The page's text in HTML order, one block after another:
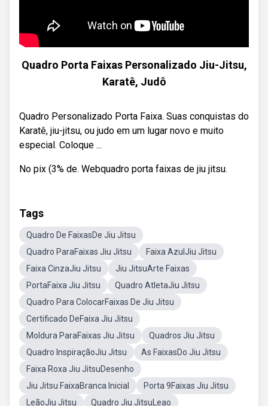
Quadro Porta Faixas Personalizado Jiu-Jitsu,
Karatê, Judô
Quadro Personalizado Porta Faixa. Suas conquistas do
Karatê, jiu-jitsu, ou judo em um lugar novo e muito
especial. Coloque ...
No pix (3% de. Webquadro porta faixas de jiu jitsu.
Tags
Quadro De FaixasDe Jiu Jitsu
Quadro ParaFaixas Jiu Jitsu
Faixa AzulJiu Jitsu
Faixa CinzaJiu Jitsu
Jiu JitsuArte Faixas
PortaFaixa Jiu Jitsu
Quadro AtletaJiu Jitsu
Quadro Para ColocarFaixas De Jiu Jitsu
Certificado DeFaixa Jiu Jitsu
Moldura ParaFaixas Jiu Jitsu
Quadros Jiu Jitsu
Quadro InspiraçãoJiu Jitsu
As FaixasDo Jiu Jitsu
Faixa Roxa Jiu JitsuDesenho
Jiu Jitsu FaixaBranca Inicial
Porta 9Faixas Jiu Jitsu
LeãoJiu Jitsu
Quadro Jiu JitsuLeao